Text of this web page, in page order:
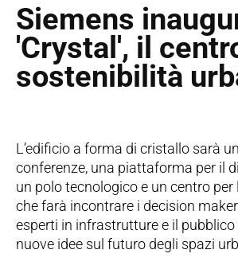
Siemens
'Crystal', il
sostenibilità
L’edificio a forma di cristallo sarà
conferenze, una piattaforma per il
un polo tecnologico e un centro per
che farà incontrare i decision
esperti in infrastrutture e il
nuove idee sul futuro degli spazi